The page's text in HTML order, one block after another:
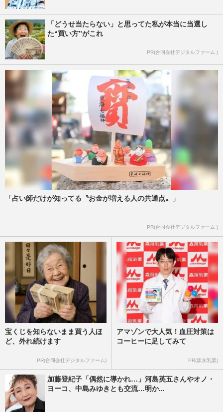
「どうせ当たらない」と思ってた私が本当に当選し
た“買い方”がこれ
PR(合同会社デジタルファーム )
「占い師だけが知ってる〝お金が増える人の共通点〟」
PR(合同会社デジタルファーム )
宝くじを知らないまま買う人ほ
ど、外れ続けます
PR(合同会社デジタルファーム)
アマゾンで大人気！血圧対策は
コーヒーに足してみて
PR(森永乳業)
加藤登紀子「偶然に導かれ…」河島英五さんやオノ・
ヨーコ、中島みゆきとも交流…明か...